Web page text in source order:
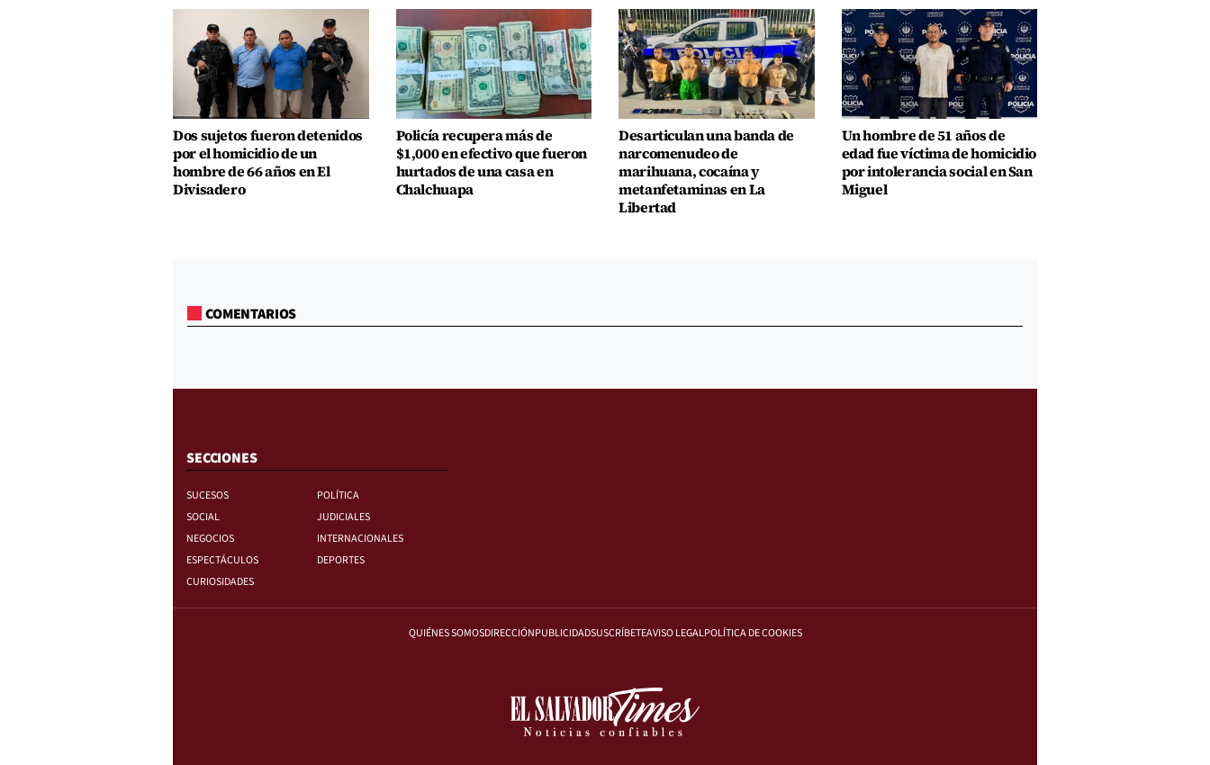
Dos sujetos fueron detenidos
por el homicidio de un
hombre de 66 años en El
Divisadero
Policía recupera más de
$1,000 en efectivo que fueron
hurtados de una casa en
Chalchuapa
Desarticulan una banda de
narcomenudeo de
marihuana, cocaína y
metanfetaminas en La
Libertad
Un hombre de 51 años de
edad fue víctima de homicidio
por intolerancia social en San
Miguel
COMENTARIOS
SECCIONES
SUCESOS
POLÍTICA
SOCIAL
JUDICIALES
NEGOCIOS
INTERNACIONALES
ESPECTÁCULOS
DEPORTES
CURIOSIDADES
QUIÉNES SOMOSDIRECCIÓNPUBLICIDADSUSCRÍBETEAVISO LEGALPOLÍTICA DE COOKIES